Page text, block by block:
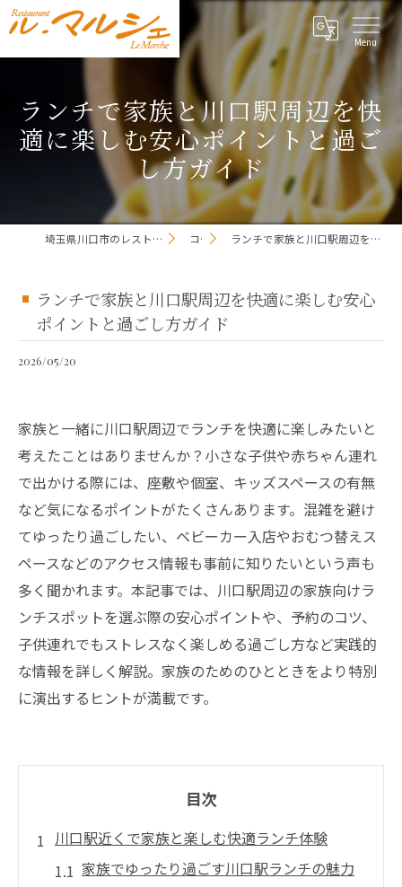
ランチで家族と川口駅周辺を快
適に楽しむ安心ポイントと過ご
し方ガイド
埼玉県川口市のレストランならレストラン ル・マルシェ コラム ランチで家族と川口駅周辺を快適に楽しむ安心ポイントと過ごし方ガイド
ランチで家族と川口駅周辺を快適に楽しむ安心
ポイントと過ごし方ガイド
2026/05/20
家族と一緒に川口駅周辺でランチを快適に楽しみたいと
考えたことはありませんか？小さな子供や赤ちゃん連れ
で出かける際には、座敷や個室、キッズスペースの有無
など気になるポイントがたくさんあります。混雑を避け
てゆったり過ごしたい、ベビーカー入店やおむつ替えス
ペースなどのアクセス情報も事前に知りたいという声も
多く聞かれます。本記事では、川口駅周辺の家族向けラ
ンチスポットを選ぶ際の安心ポイントや、予約のコツ、
子供連れでもストレスなく楽しめる過ごし方など実践的
な情報を詳しく解説。家族のためのひとときをより特別
に演出するヒントが満載です。
目次
川口駅近くで家族と楽しむ快適ランチ体験
家族でゆったり過ごす川口駅ランチの魅力